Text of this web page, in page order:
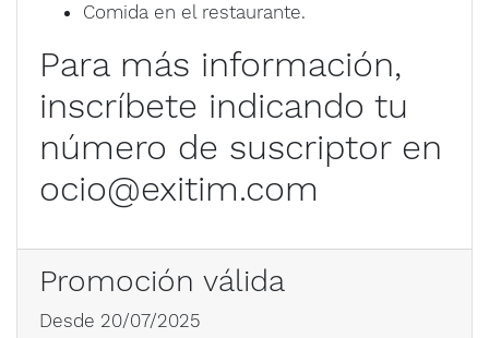
Comida en el restaurante.
Para más información,
inscríbete indicando tu
número de suscriptor en
ocio@exitim.com
Promoción válida
Desde 20/07/2025